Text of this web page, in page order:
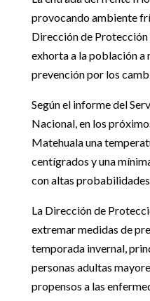
provocando ambiente
Dirección de
exhorta a la población a
prevención por los
Según el informe del
Nacional, en los
Matehuala una
centígrados y una
con altas probabilidades
La Dirección de
extremar medidas de
temporada invernal,
personas adultas
propensos a las